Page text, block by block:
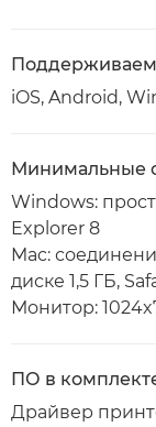
iOS, Android,
Минимальные
Windows:
Explorer 8
Mac:
диске 1,5 ГБ,
Монитор:
ПО в
Драйвер